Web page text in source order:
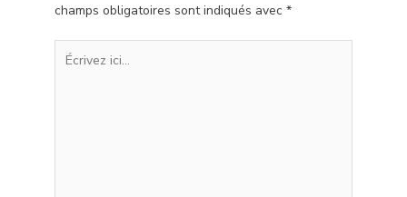
champs obligatoires sont indiqués avec *
Écrivez
ici…